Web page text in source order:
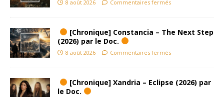
8 août 2026 Commentaires fermés
[Chronique] Constancia – The Next Step
(2026) par le Doc.
8 août 2026 Commentaires fermés
[Chronique] Xandria – Eclipse (2026) par
le Doc.